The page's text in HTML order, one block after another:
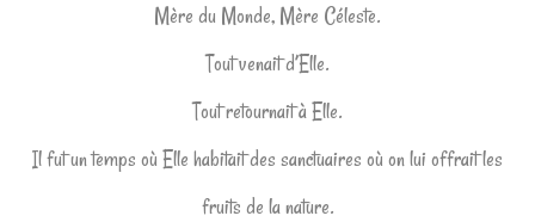
Mère du Monde, Mère Céleste.
Tout venait d’Elle.
Tout retournait à Elle.
Il fut un temps où Elle habitait des sanctuaires où on lui offrait les
fruits de la nature.